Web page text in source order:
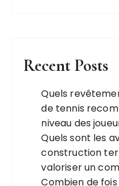
Recent Posts
Quels
de tennis
niveau des
Quels sont les
construction
valoriser un
Combien de